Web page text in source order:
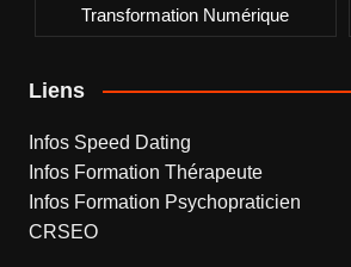
Transformation Numérique
Liens
Infos Speed Dating
Infos Formation Thérapeute
Infos Formation Psychopraticien
CRSEO